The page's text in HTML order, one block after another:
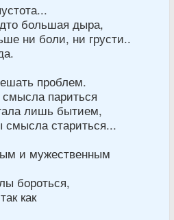
большая дыра,
ни боли, ни грусти..
проблем.
париться
лишь бытием,
стариться...
и мужественным
бороться,
как